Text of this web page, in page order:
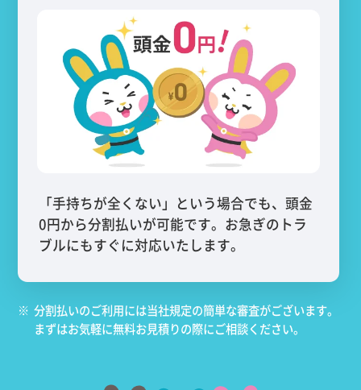
「手持ちが全くない」という場合でも、頭金
0円から分割払いが可能です。お急ぎのトラ
ブルにもすぐに対応いたします。
※ 分割払いのご利用には当社規定の簡単な審査がございます。
まずはお気軽に無料お見積りの際にご相談ください。